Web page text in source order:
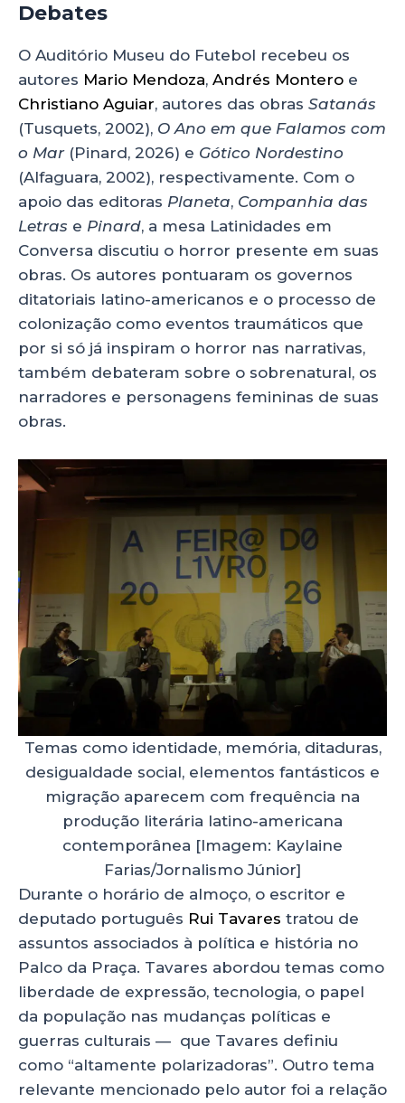
Debates
O Auditório Museu do Futebol recebeu os
autores Mario Mendoza, Andrés Montero e
Christiano Aguiar, autores das obras Satanás
(Tusquets, 2002), O Ano em que Falamos com
o Mar(Pinard, 2026) e Gótico Nordestino
(Alfaguara, 2002), respectivamente. Com o
apoio das editoras Planeta, Companhia das
Letras e Pinard, a mesa Latinidades em
Conversa discutiu o horror presente em suas
obras. Os autores pontuaram os governos
ditatoriais latino-americanos e o processo de
colonização como eventos traumáticos que
por si só já inspiram o horror nas narrativas,
também debateram sobre o sobrenatural, os
narradores e personagens femininas de suas
obras.
Temas como identidade, memória, ditaduras,
desigualdade social, elementos fantásticos e
migração aparecem com frequência na
produção literária latino-americana
contemporânea [Imagem: Kaylaine
Farias/Jornalismo Júnior]
Durante o horário de almoço, o escritor e
deputado português Rui Tavares tratou de
assuntos associados à política e história no
Palco da Praça. Tavares abordou temas como
liberdade de expressão, tecnologia, o papel
da população nas mudanças políticas e
guerras culturais — que Tavares definiu
como “altamente polarizadoras”. Outro tema
relevante mencionado pelo autor foi a relação